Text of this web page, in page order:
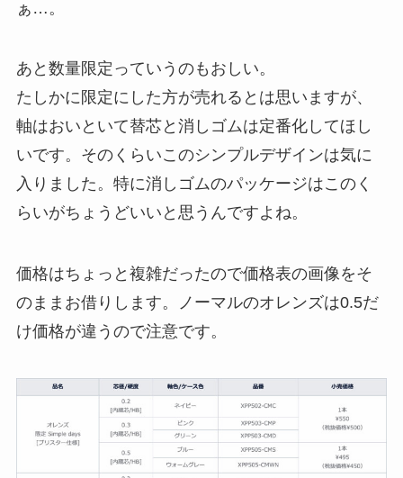
ぁ…。
あと数量限定っていうのもおしい。
たしかに限定にした方が売れるとは思いますが、
軸はおいといて替芯と消しゴムは定番化してほし
いです。そのくらいこのシンプルデザインは気に
入りました。特に消しゴムのパッケージはこのく
らいがちょうどいいと思うんですよね。
価格はちょっと複雑だったので価格表の画像をそ
のままお借りします。ノーマルのオレンズは0.5だ
け価格が違うので注意です。